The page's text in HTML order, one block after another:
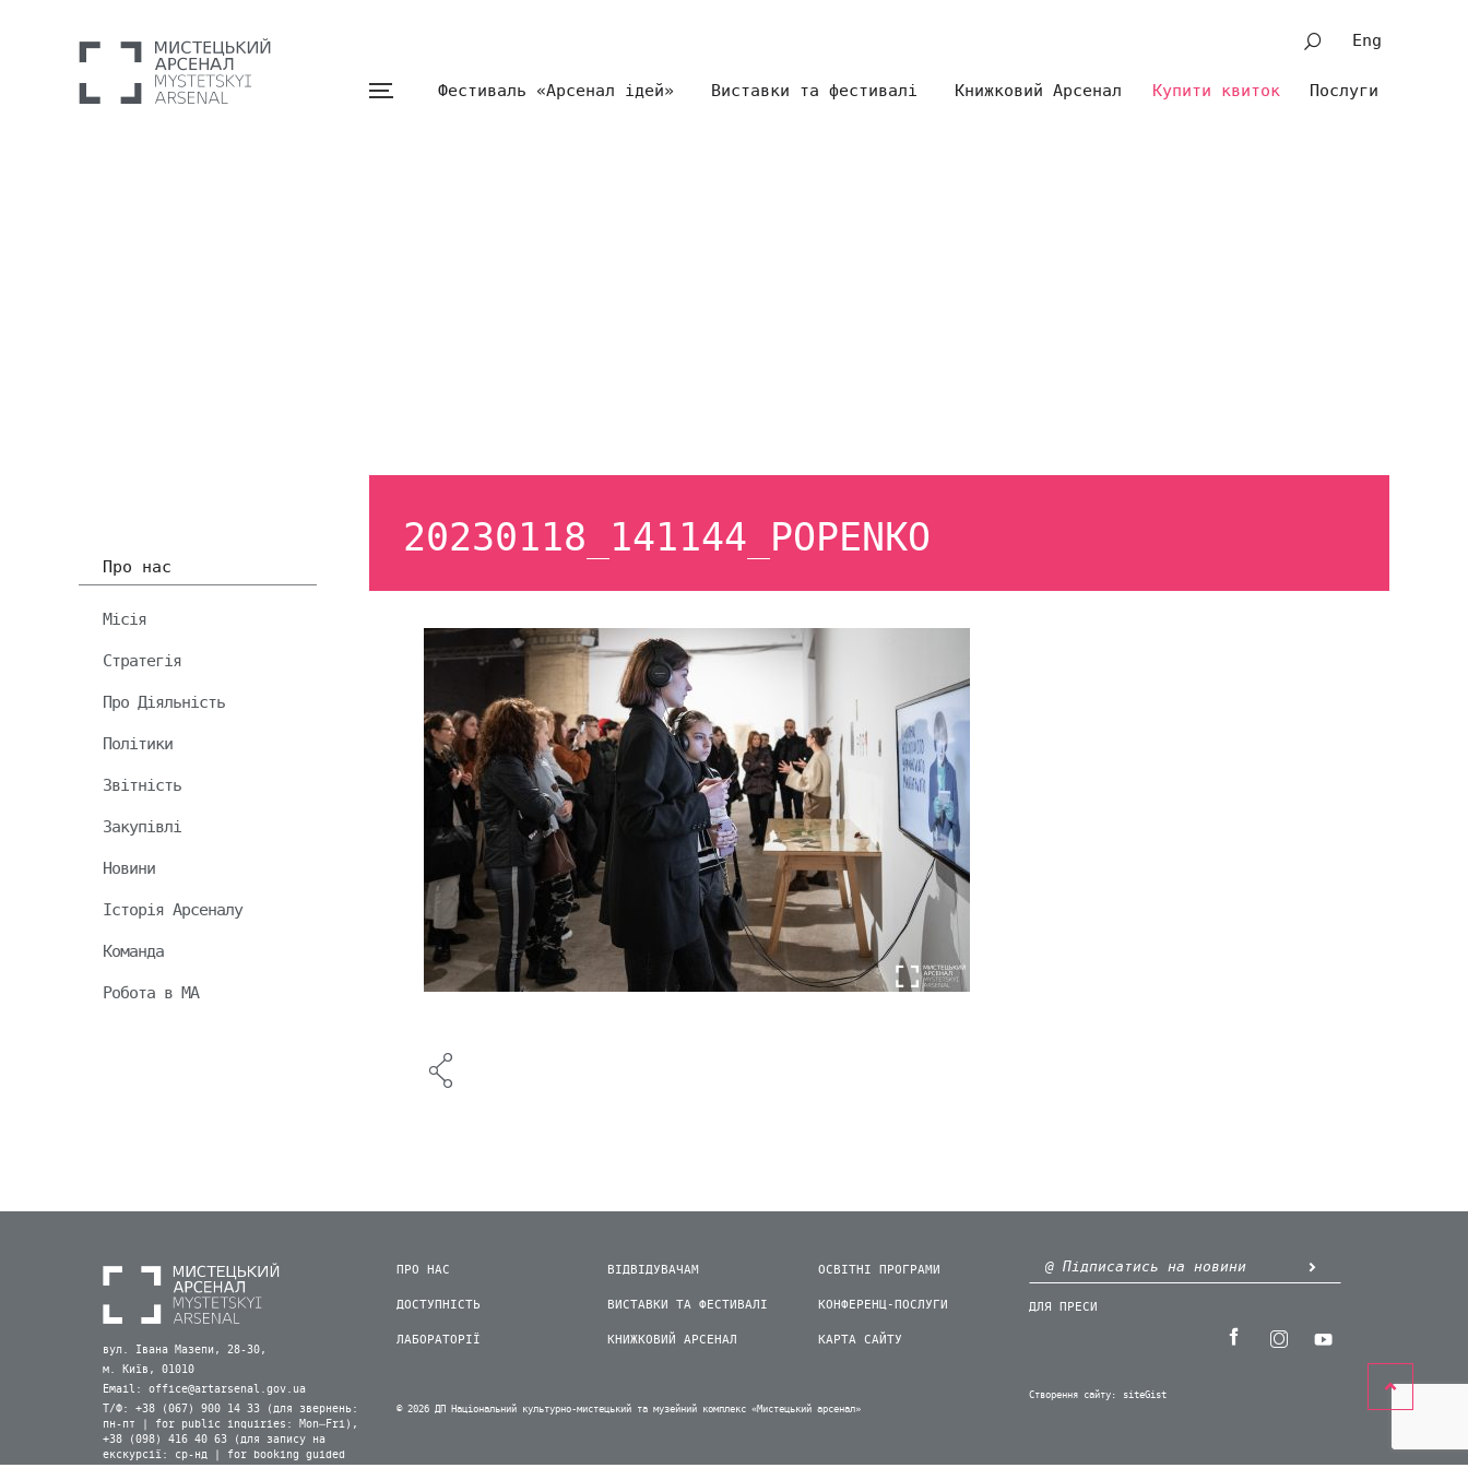
Eng
Фестиваль «Арсенал ідей» Виставки та фестивалі Книжковий Арсенал Послуги
Купити квиток
Про нас
Місія
Стратегія
Про Діяльність
Політики
Звітність
Закупівлі
Новини
Історія Арсеналу
Команда
Робота в МА
20230118_141144_POPENKO
вул. Івана Мазепи, 28-30,
м. Київ, 01010
Email: office@artarsenal.gov.ua
Т/Ф: +38 (067) 900 14 33 (для звернень:
пн-пт | for public inquiries: Mon–Fri),
+38 (098) 416 40 63 (для запису на
екскурсії: ср-нд | for booking guided
ПРО НАС
ДОСТУПНІСТЬ
ЛАБОРАТОРІЇ
ВІДВІДУВАЧАМ
ВИСТАВКИ ТА ФЕСТИВАЛІ
КНИЖКОВИЙ АРСЕНАЛ
ОСВІТНІ ПРОГРАМИ
КОНФЕРЕНЦ-ПОСЛУГИ
КАРТА САЙТУ
© 2026 ДП Національний культурно-мистецький та музейний комплекс «Мистецький арсенал»
ДЛЯ ПРЕСИ
Створення сайту: siteGist